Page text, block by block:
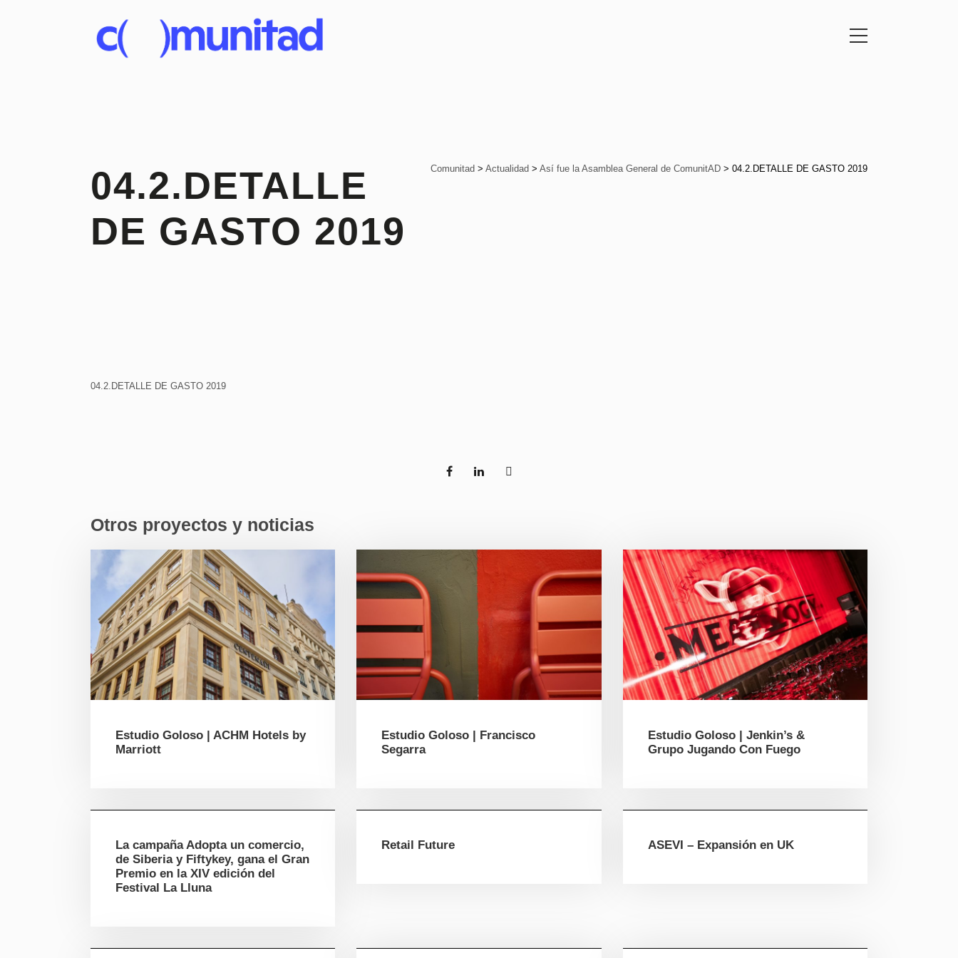
Comunitad > Actualidad > Así fue la Asamblea General de ComunitAD > 04.2.DETALLE DE GASTO 2019
04.2.DETALLE
DE GASTO 2019
04.2.DETALLE DE GASTO 2019
Otros proyectos y noticias
Estudio Goloso | ACHM Hotels by
Marriott
Estudio Goloso | Francisco
Segarra
Estudio Goloso | Jenkin’s &
Grupo Jugando Con Fuego
La campaña Adopta un comercio,
de Siberia y Fiftykey, gana el Gran
Premio en la XIV edición del
Festival La Lluna
Retail Future ASEVI – Expansión en UK